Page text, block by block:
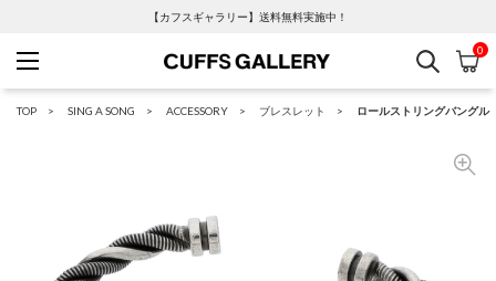
【カフスギャラリー】送料無料実施中！
Cuffs Gallery
検索 カ
0
TOP SING A SONG ACCESSORY ブレスレット ロールストリングバングル